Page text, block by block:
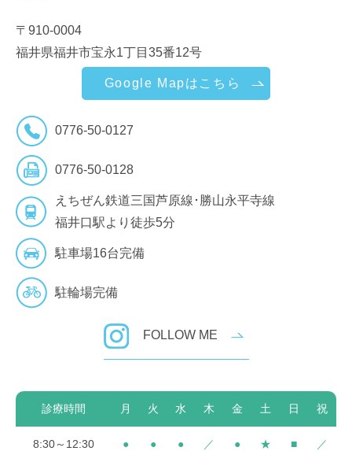
〒910-0004
福井県福井市宝永1丁目35番12号
Google Mapはこちら
0776-50-0127
0776-50-0128
えちぜん鉄道三国芦原線･勝山永平寺線
福井口駅より徒歩5分
駐車場16台完備
駐輪場完備
FOLLOW ME
診療時間 月 火 水 木 金 土 日 祝
8:30～12:30 ● ● ● ／ ● ★ ■ ／